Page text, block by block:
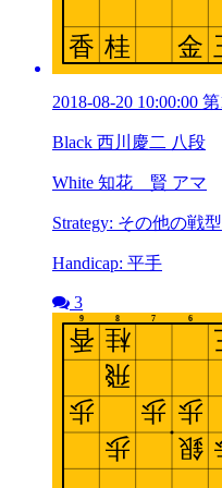
2018-08-20 10:00:00
Black 西川慶二 八段
White 知花 賢 アマ
Strategy: その他の戦型
Handicap: 平手
3